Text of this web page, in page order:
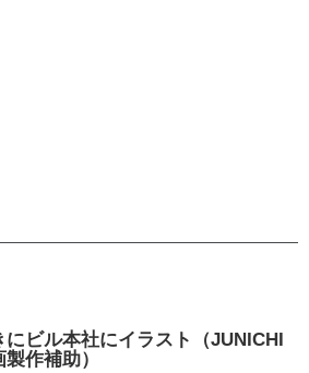
にビル本社にイラスト（JUNICHI
製作補助）